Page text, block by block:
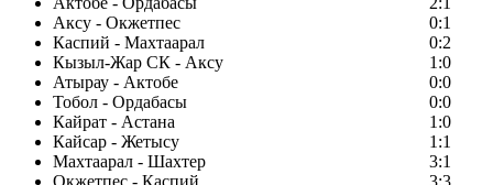
Аксу - Окжетпес
0:1
Каспий - Махтаарал
0:2
Кызыл-Жар СК - Аксу
1:0
Атырау - Актобе
0:0
Тобол - Ордабасы
0:0
Кайрат - Астана
1:0
Кайсар - Жетысу
1:1
Махтаарал - Шахтер
3:1